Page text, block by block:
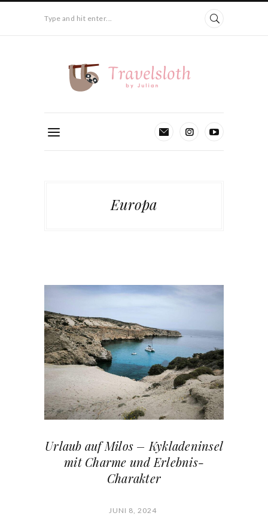
Type and hit enter...
Europa
Urlaub auf Milos – Kykladeninsel
mit Charme und Erlebnis-
Charakter
JUNI 8, 2024